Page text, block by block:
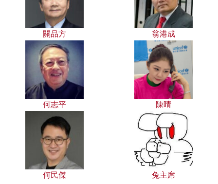
關品方 翁港成
何志平 陳晴
何民傑 兔主席